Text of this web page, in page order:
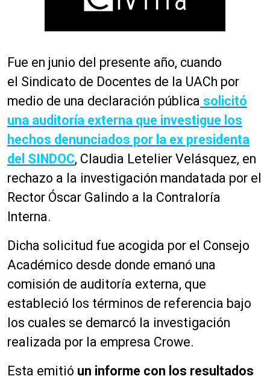
Fue en junio del presente año, cuando
el Sindicato de Docentes de la UACh por
medio de una declaración pública solicitó
una auditoría externa que investigue los
hechos denunciados por la ex presidenta
del SINDOC, Claudia Letelier Velásquez, en
rechazo a la investigación mandatada por el
Rector Óscar Galindo a la Contraloría
Interna.
Dicha solicitud fue acogida por el Consejo
Académico desde donde emanó una
comisión de auditoría externa, que
estableció los términos de referencia bajo
los cuales se demarcó la investigación
realizada por la empresa Crowe.
Esta emitió un informe con los resultados